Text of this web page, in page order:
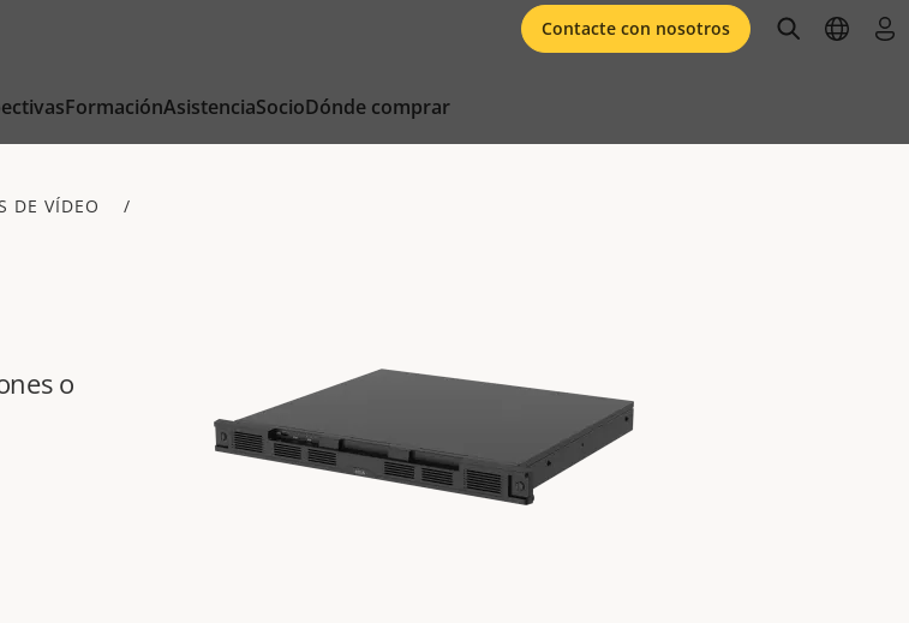
FormaciónAsistenciaSocioDónde comprar
Contacte con nosotros openopen
DE VÍDEO
o